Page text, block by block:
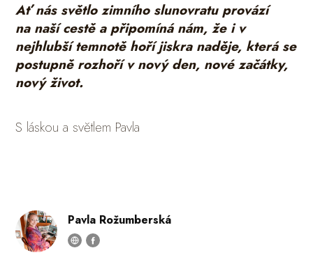
Ať nás světlo zimního slunovratu provází
na naší cestě a připomíná nám, že i v
nejhlubší temnotě hoří jiskra naděje, která se
postupně rozhoří v nový den, nové začátky,
nový život.
S láskou a světlem Pavla
Pavla Rožumberská